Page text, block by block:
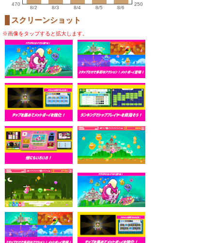
470
8/2 8/3 8/4 8/5 8/6
250
スクリーンショット
※画像をタップすると拡大します。